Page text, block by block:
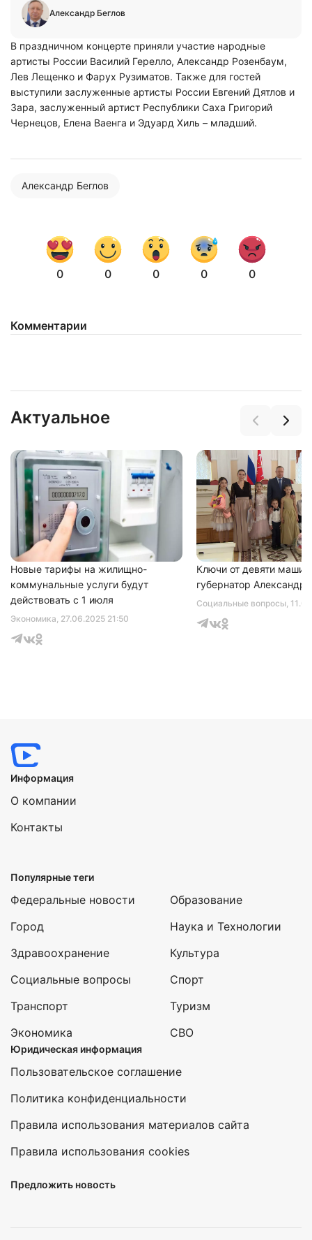
Александр Беглов
В праздничном концерте приняли участие народные
артисты России Василий Герелло, Александр Розенбаум,
Лев Лещенко и Фарух Рузиматов. Также для гостей
выступили заслуженные артисты России Евгений Дятлов и
Зара, заслуженный артист Республики Саха Григорий
Чернецов, Елена Ваенга и Эдуард Хиль – младший.
Александр Беглов
0 0 0 0 0
Комментарии
Актуальное
Экономика, 27.06.2025 21:50
Новые тарифы на жилищно-
коммунальные услуги будут
действовать с 1 июля
Социальные вопросы,
Ключи от девяти машин
губернатор Александр
Нажимая на кнопку "Отправить" вы
соглашаетесь с
политикой конфиденциальности
Информация
О компании
Контакты
Популярные теги
Федеральные новости
Город
Здравоохранение
Социальные вопросы
Транспорт
Экономика
Образование
Наука и Технологии
Культура
Спорт
Туризм
СВО
Юридическая информация
Пользовательское соглашение
Политика конфиденциальности
Правила использования материалов сайта
Правила использования cookies
Предложить новость